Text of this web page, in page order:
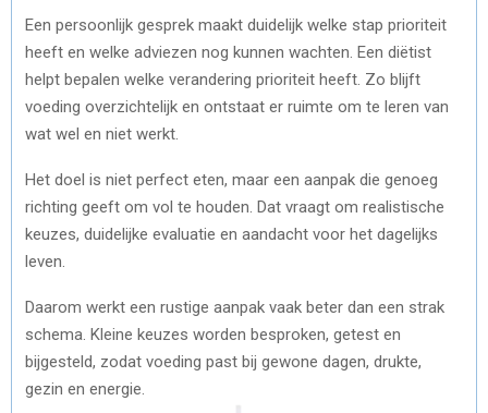
Een persoonlijk gesprek maakt duidelijk welke stap prioriteit
heeft en welke adviezen nog kunnen wachten. Een diëtist
helpt bepalen welke verandering prioriteit heeft. Zo blijft
voeding overzichtelijk en ontstaat er ruimte om te leren van
wat wel en niet werkt.
Het doel is niet perfect eten, maar een aanpak die genoeg
richting geeft om vol te houden. Dat vraagt om realistische
keuzes, duidelijke evaluatie en aandacht voor het dagelijks
leven.
Daarom werkt een rustige aanpak vaak beter dan een strak
schema. Kleine keuzes worden besproken, getest en
bijgesteld, zodat voeding past bij gewone dagen, drukte,
gezin en energie.